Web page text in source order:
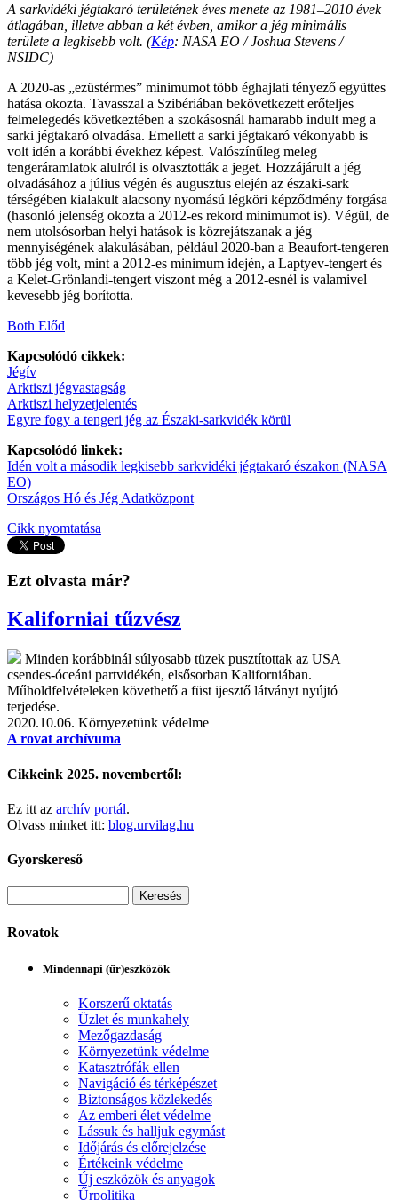
A sarkvidéki jégtakaró területének éves menete az 1981–2010 évek
átlagában, illetve abban a két évben, amikor a jég minimális
területe a legkisebb volt. (Kép: NASA EO / Joshua Stevens /
NSIDC)
A 2020-as „ezüstérmes” minimumot több éghajlati tényező együttes
hatása okozta. Tavasszal a Szibériában bekövetkezett erőteljes
felmelegedés következtében a szokásosnál hamarabb indult meg a
sarki jégtakaró olvadása. Emellett a sarki jégtakaró vékonyabb is
volt idén a korábbi évekhez képest. Valószínűleg meleg
tengeráramlatok alulról is olvasztották a jeget. Hozzájárult a jég
olvadásához a július végén és augusztus elején az északi-sark
térségében kialakult alacsony nyomású légköri képződmény forgása
(hasonló jelenség okozta a 2012-es rekord minimumot is). Végül, de
nem utolsósorban helyi hatások is közrejátszanak a jég
mennyiségének alakulásában, például 2020-ban a Beaufort-tengeren
több jég volt, mint a 2012-es minimum idején, a Laptyev-tengert és
a Kelet-Grönlandi-tengert viszont még a 2012-esnél is valamivel
kevesebb jég borította.
Both Előd
Kapcsolódó cikkek:
Jégív
Arktiszi jégvastagság
Arktiszi helyzetjelentés
Egyre fogy a tengeri jég az Északi-sarkvidék körül
Kapcsolódó linkek:
Idén volt a második legkisebb sarkvidéki jégtakaró északon (NASA
EO)
Országos Hó és Jég Adatközpont
Cikk nyomtatása
Ezt olvasta már?
Kaliforniai tűzvész
Minden korábbinál súlyosabb tüzek pusztítottak az USA
csendes-óceáni partvidékén, elsősorban Kaliforniában.
Műholdfelvételeken követhető a füst ijesztő látványt nyújtó
terjedése.
2020.10.06. Környezetünk védelme
A rovat archívuma
Cikkeink 2025. novembertől:
Ez itt az archív portál.
Olvass minket itt: blog.urvilag.hu
Gyorskereső
Rovatok
Mindennapi (űr)eszközök
Korszerű oktatás
Üzlet és munkahely
Mezőgazdaság
Környezetünk védelme
Katasztrófák ellen
Navigáció és térképészet
Biztonságos közlekedés
Az emberi élet védelme
Lássuk és halljuk egymást
Időjárás és előrejelzése
Értékeink védelme
Új eszközök és anyagok
Űrpolitika